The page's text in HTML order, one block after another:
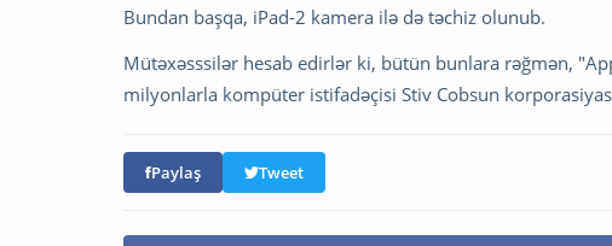
Bundan başqa, iPad-2 kamera ilə də təchiz olunub.
Mütəxəsssilər hesab edirlər ki, bütün bunlara rəğmən,
milyonlarla kompüter istifadəçisi Stiv Cobsun
Paylaş Tweet